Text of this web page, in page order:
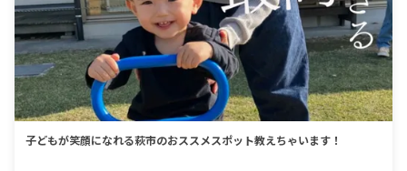
子どもが笑顔になれる萩市のおススメスポット教えちゃいます！